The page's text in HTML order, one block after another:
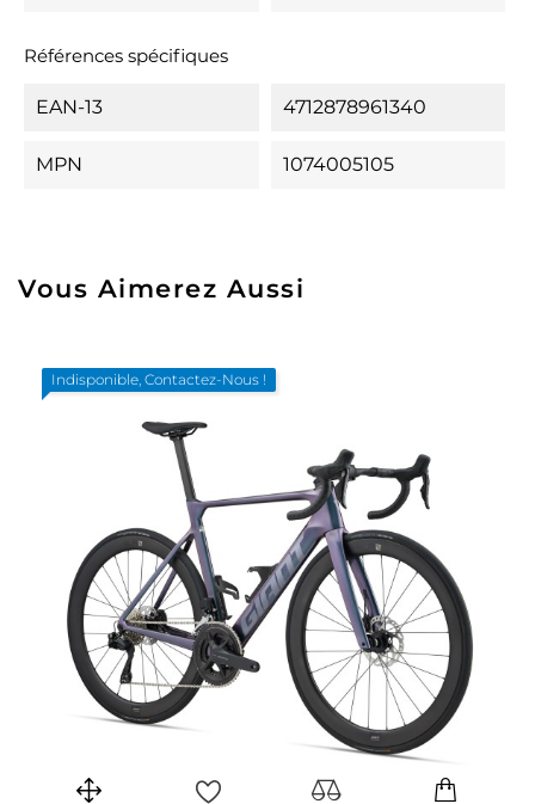
Références spécifiques
EAN-13 4712878961340
MPN 1074005105
Vous Aimerez Aussi
Indisponible, Contactez-Nous !